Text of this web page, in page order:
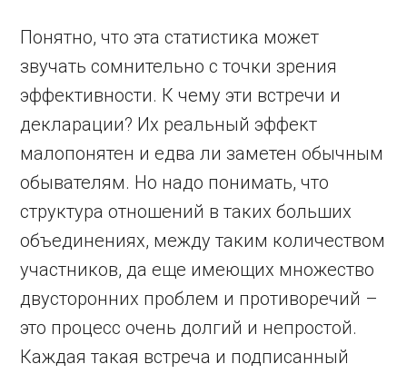
Понятно, что эта статистика может
звучать сомнительно с точки зрения
эффективности. К чему эти встречи и
декларации? Их реальный эффект
малопонятен и едва ли заметен обычным
обывателям. Но надо понимать, что
структура отношений в таких больших
объединениях, между таким количеством
участников, да еще имеющих множество
двусторонних проблем и противоречий –
это процесс очень долгий и непростой.
Каждая такая встреча и подписанный